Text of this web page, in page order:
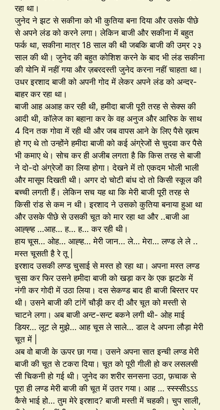
रहा था।
जुनेद ने झट से सकीना को भी कुतिया बना दिया और उसके पीछे
से अपने लंड को करने लगा। लेकिन बाजी और सकीना में बहुत
फर्क था, सकीना मात्र 18 साल की थी जबकि बाजी की उम्र २३
साल की थी। जुनेद की बहुत कोशिश करने के बाद भी लंड सकीना
की योनि में नहीं गया और ज़बरदस्ती जुनेद करना नहीं चाहता था।
उधर इरशाद बाजी को अपनी गोद में लेकर अपने लंड को अन्दर-
बाहर कर रहा था।
बाजी आह अआह कर रही थी, हमीदा बाजी पूरी तरह से सेक्स की
आदी थी, कॉलेज का बहाना कर के वह अनुज और आरिफ के साथ
4 दिन तक गोवा में रही थी और जब वापस आने के लिए पैसे ख़त्म
हो गए थे तो उन्होंने हमीदा बाजी को कई अंग्रेजों से चुदवा कर पैसे
भी कमाए थे। सोच कर ही अजीब लगता है कि किस तरह से बाजी
ने दो-दो अंग्रेजों का लिया होगा। देखने में तो एकदम भोली भाली
और मासूम दिखती थी। अगर दो चोटी बांध दो तो किसी स्कूल की
बच्ची लगती हैं। लेकिन सच यह था कि मेरी बाजी पूरी तरह से
किसी रांड से कम न थी। इरशाद ने उसको कुतिया बनाया हुआ था
और उसके पीछे से उसकी चूत को मार रहा था और ..बाजी आ
आह्ह्ह …आह… ह… ह… कर रही थी।
हाय चूस… ओह… आह्ह… मेरी जान… ले… मेरा… लण्ड ले ले ..
मस्त चूसती है रे तू |
इरशाद उसकी लण्ड चुसाई से मस्त हो रहा था। अपना मस्त लण्ड
चुसा कर फिर उसने हमीदा बाजी को खड़ा कर के एक झटके में
नंगी कर गोदी में उठा लिया। दस सेकण्ड बाद ही बाजी बिस्तर पर
थी। उसने बाजी की टांगें चौड़ी कर दी और चूत को मस्ती से
चाटने लगा। अब बाजी अन्ट-सन्ट बकने लगी थी- ओह माई
डियर… लूट ले मुझे… आह चूस ले साले… डाल दे अपना लौड़ा मेरी
चूत में |
अब वो बाजी के ऊपर छा गया। उसने अपना सात इन्ची लण्ड मेरी
बाजी की चूत से टकरा दिया। चूत को पूरी गीली हो कर लसलसी
सी चिकनी हो गई थी। जुनेद का शरीर सनसना उठा, फ़चाक से
पूरा ही लण्ड मेरी बाजी की चूत में उतर गया। आह … स्स्स्सीऽऽऽ
कैसे भाई हो… तुम मेरे इरशाद? बाजी मस्ती में चहकी। चुप साली,